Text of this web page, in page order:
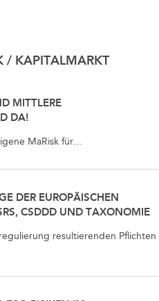
/ KAPITALMARKT
MITTLERE
DA!
MaRisk für...
DER EUROPÄISCHEN
CSDDD UND TAXONOMIE
resultierenden Pflichten